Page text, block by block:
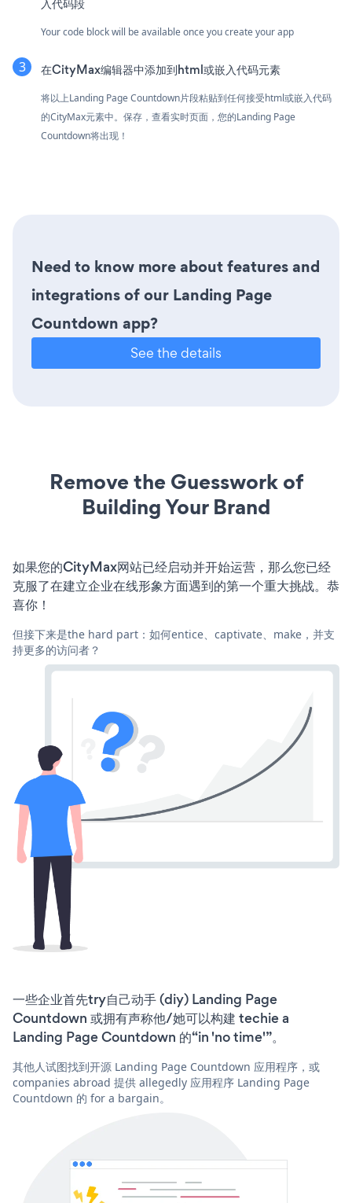
入代码段
Your code block will be available once you create your app
在CityMax编辑器中添加到html或嵌入代码元素
将以上Landing Page Countdown片段粘贴到任何接受html或嵌入代码
的CityMax元素中。保存，查看实时页面，您的Landing Page
Countdown将出现！
Need to know more about features and
integrations of our Landing Page
Countdown app?
See the details
Remove the Guesswork of
Building Your Brand
如果您的CityMax网站已经启动并开始运营，那么您已经
克服了在建立企业在线形象方面遇到的第一个重大挑战。恭
喜你！
但接下来是the hard part：如何entice、captivate、make，并支
持更多的访问者？
一些企业首先try自己动手 (diy) Landing Page
Countdown 或拥有声称他/她可以构建 techie a
Landing Page Countdown 的“in 'no time'”。
其他人试图找到开源 Landing Page Countdown 应用程序，或
companies abroad 提供 allegedly 应用程序 Landing Page
Countdown 的 for a bargain。